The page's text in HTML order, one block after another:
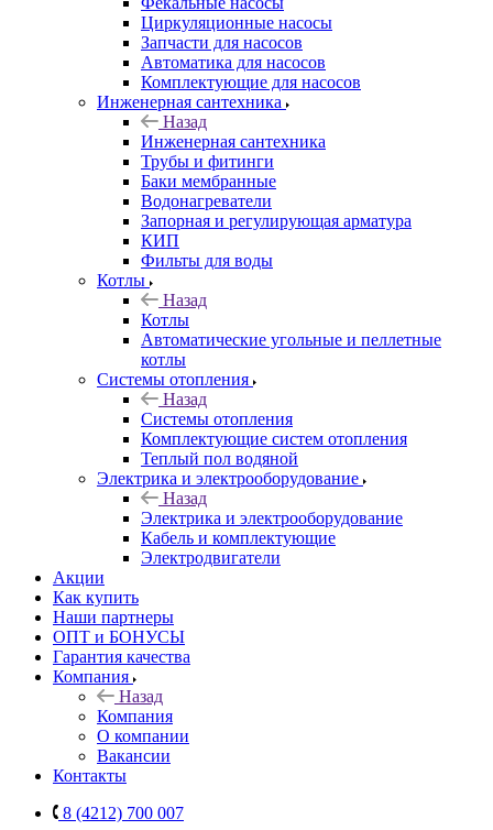
Циркуляционные насосы
Запчасти для насосов
Автоматика для насосов
Комплектующие для насосов
Инженерная сантехника
Назад
Инженерная сантехника
Трубы и фитинги
Баки мембранные
Водонагреватели
Запорная и регулирующая арматура
КИП
Фильты для воды
Котлы
Назад
Котлы
Автоматические угольные и пеллетные
котлы
Системы отопления
Назад
Системы отопления
Комплектующие систем отопления
Теплый пол водяной
Электрика и электрооборудование
Назад
Электрика и электрооборудование
Кабель и комплектующие
Электродвигатели
Акции
Как купить
Наши партнеры
ОПТ и БОНУСЫ
Гарантия качества
Компания
Назад
Компания
О компании
Вакансии
Контакты
8 (4212) 700 007